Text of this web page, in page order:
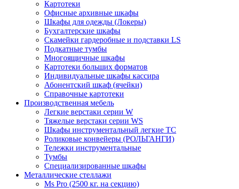
Картотеки
Офисные архивные шкафы
Шкафы для одежды (Локеры)
Бухгалтерские шкафы
Скамейки гардеробные и подставки LS
Подкатные тумбы
Многоящичные шкафы
Картотеки больших форматов
Индивидуальные шкафы кассира
Абонентский шкаф (ячейки)
Справочные картотеки
Производственная мебель
Легкие верстаки серии W
Тяжелые верстаки серии WS
Шкафы инструментальный легкие ТС
Роликовые конвейеры (РОЛЬГАНГИ)
Тележки инструментальные
Тумбы
Специализированные шкафы
Металлические стеллажи
Ms Pro (2500 кг. на секцию)